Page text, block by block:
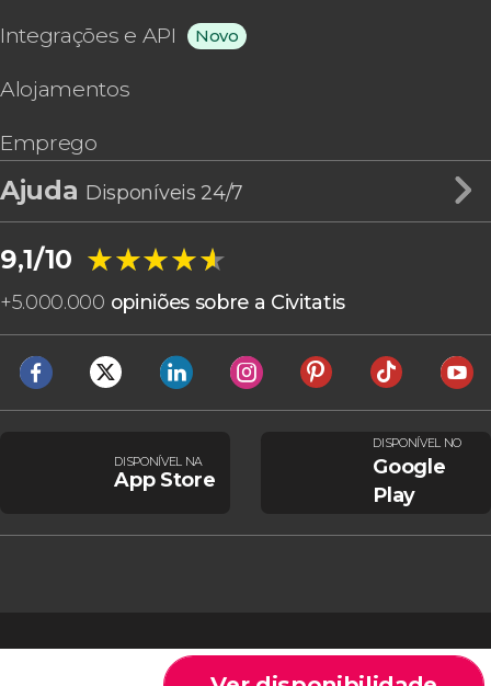
Integrações e API Novo
Alojamentos
Emprego
Ajuda Disponíveis 24/7
9,1/10 ★★★★★
★★★★★
+5.000.000 opiniões sobre a Civitatis
DISPONÍVEL NA
App Store
DISPONÍVEL NO
Google
Play